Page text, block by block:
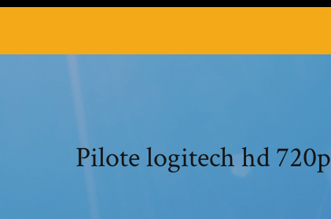
Pilote logitech hd 720p